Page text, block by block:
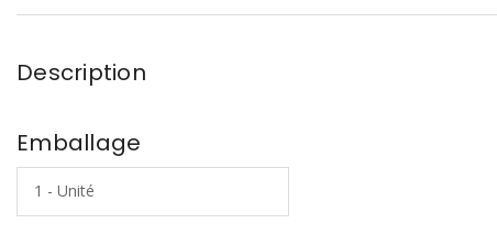
Description
Emballage
1 - Unité